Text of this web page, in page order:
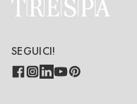
SEGUICI!